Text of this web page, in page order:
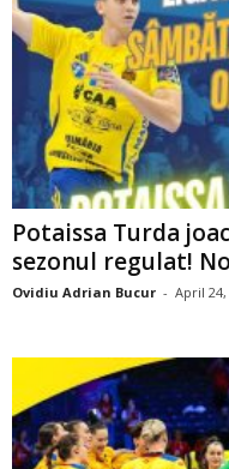
Potaissa Turda
sezonul regulat!
Ovidiu Adrian Bucur - April 24,